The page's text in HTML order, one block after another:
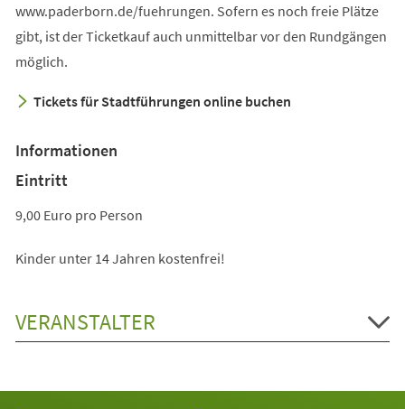
www.paderborn.de/fuehrungen. Sofern es noch freie Plätze
gibt, ist der Ticketkauf auch unmittelbar vor den Rundgängen
möglich.
Tickets für Stadtführungen online buchen
Informationen
Eintritt
9,00 Euro pro Person
Kinder unter 14 Jahren kostenfrei!
VERANSTALTER